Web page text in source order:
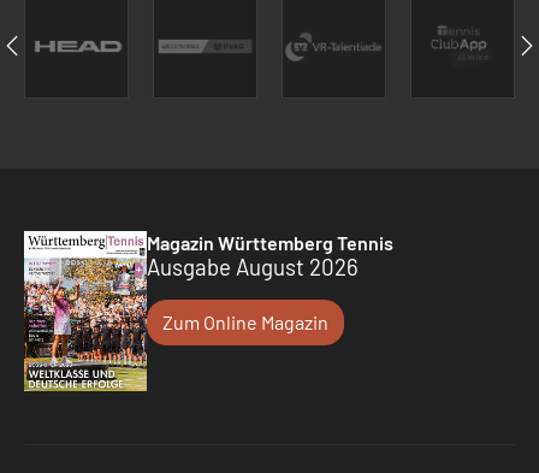
Magazin Württemberg Tennis
Ausgabe August 2026
Zum Online Magazin